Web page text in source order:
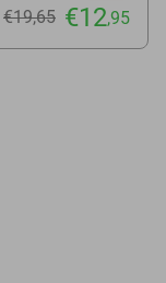
€19,65 €12,95